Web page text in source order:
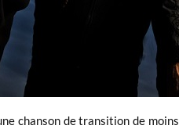
chanson de transition de